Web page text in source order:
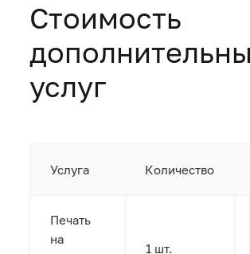
Стоимость
услуг
Услуга Количество
Печать
на
1 шт.